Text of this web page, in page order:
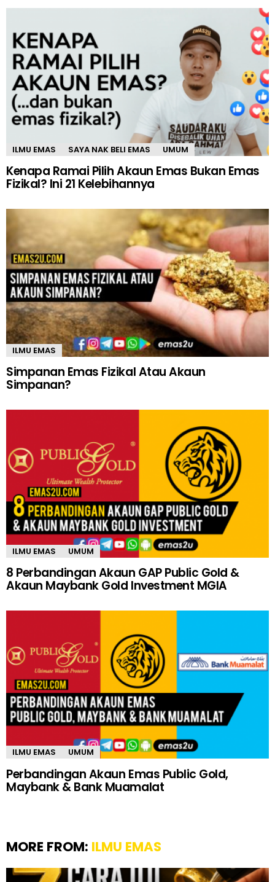
ILMU EMAS SAYA NAK BELI EMAS UMUM
Kenapa Ramai Pilih Akaun Emas Bukan Emas
Fizikal? Ini 21 Kelebihannya
ILMU EMAS
Simpanan Emas Fizikal Atau Akaun
Simpanan?
ILMU EMAS UMUM
8 Perbandingan Akaun GAP Public Gold &
Akaun Maybank Gold Investment MGIA
ILMU EMAS UMUM
Perbandingan Akaun Emas Public Gold,
Maybank & Bank Muamalat
MORE FROM: ILMU EMAS